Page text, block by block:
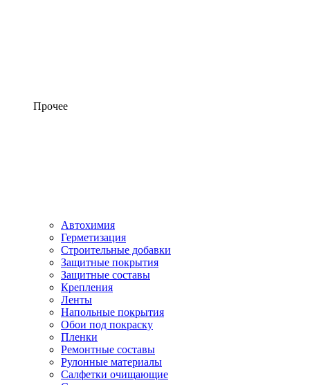
Прочее
Автохимия
Герметизация
Строительные добавки
Защитные покрытия
Защитные составы
Крепления
Ленты
Напольные покрытия
Обои под покраску
Пленки
Ремонтные составы
Рулонные материалы
Салфетки очищающие